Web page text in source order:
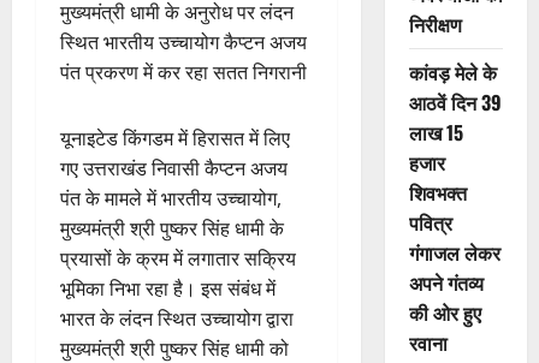
मुख्यमंत्री धामी के अनुरोध पर लंदन
स्थित भारतीय उच्चायोग कैप्टन अजय
पंत प्रकरण में कर रहा सतत निगरानी
यूनाइटेड किंगडम में हिरासत में लिए
गए उत्तराखंड निवासी कैप्टन अजय
पंत के मामले में भारतीय उच्चायोग,
मुख्यमंत्री श्री पुष्कर सिंह धामी के
प्रयासों के क्रम में लगातार सक्रिय
भूमिका निभा रहा है। इस संबंध में
भारत के लंदन स्थित उच्चायोग द्वारा
मुख्यमंत्री श्री पुष्कर सिंह धामी को
निरीक्षण
कांवड़ मेले के
आठवें दिन 39
लाख 15
हजार
शिवभक्त
पवित्र
गंगाजल लेकर
अपने गंतव्य
की ओर हुए
रवाना